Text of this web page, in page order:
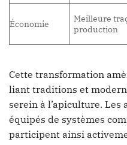
Économie
Meilleure
production
Cette transformation
liant traditions et
serein à l’apiculture.
équipés de systèmes
participent ainsi